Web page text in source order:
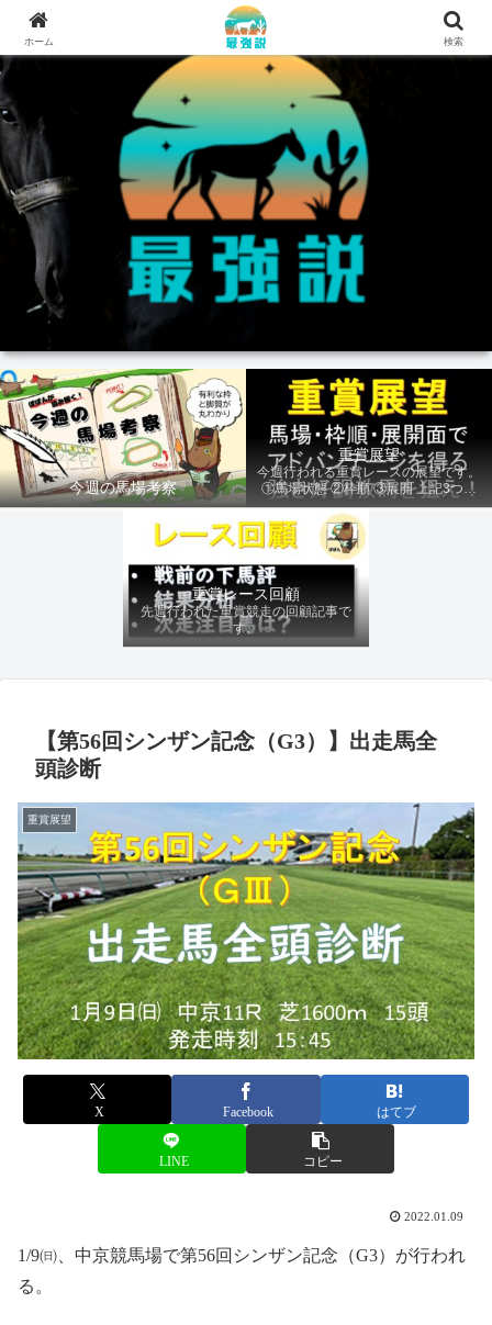
今週の馬場考察
重賞展望
今週行われる重賞レースの展望です。
①馬場状態 ②枠順 ③展開 上記3つの
ファクターから有利にレースを運べる
馬を導き、追い切りの動きを加味して
最終評価を下します。
重賞レース回顧
先週行われた重賞競走の回顧記事で
す。
【第56回シンザン記念（G3）】出走馬全
頭診断
重賞展望
X Facebook はてブ
LINE コピー
2022.01.09
1/9㈰、中京競馬場で第56回シンザン記念（G3）が行われ
る。
ホーム 検索